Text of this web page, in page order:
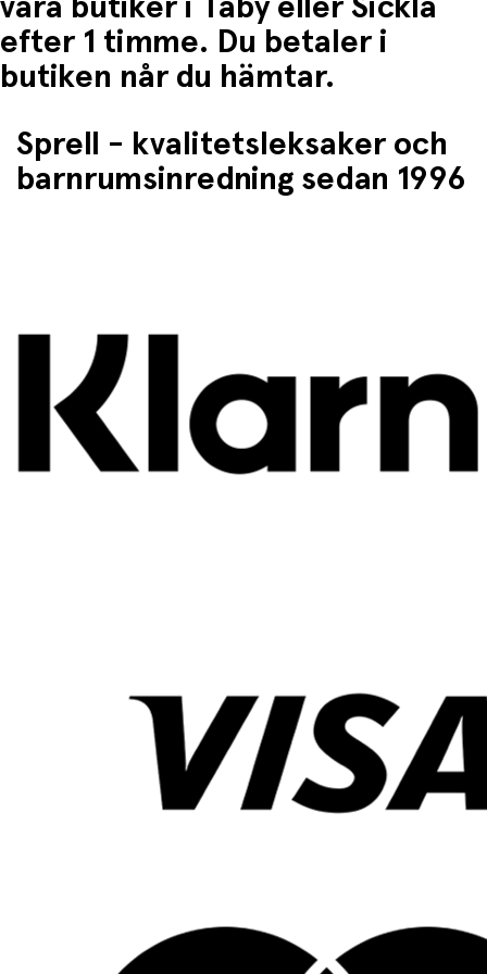
våra butiker i Täby eller Sickla
efter 1 timme. Du betaler i
butiken når du hämtar.
Sprell - kvalitetsleksaker och
barnrumsinredning sedan 1996